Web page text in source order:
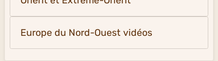
Europe du Nord-Ouest vidéos